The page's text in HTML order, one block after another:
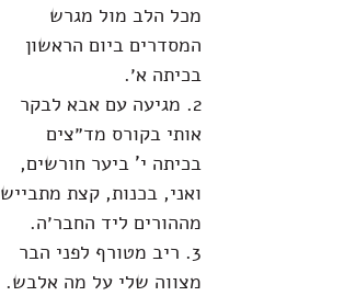
מכל הלב מול מגרש
המסדרים ביום הראשון
בכיתה א׳.
2. מגיעה עם אבא לבקר
אותי בקורס מד״צים
בכיתה י' ביער חורשים,
ואני, בכנות, קצת מתבייש
מההורים ליד החבר׳ה.
3. ריב מטורף לפני הבר
מצווה שלי על מה אלבש.